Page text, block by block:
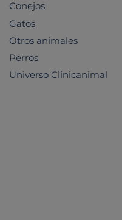
Conejos
Gatos
Otros animales
Perros
Universo Clinicanimal